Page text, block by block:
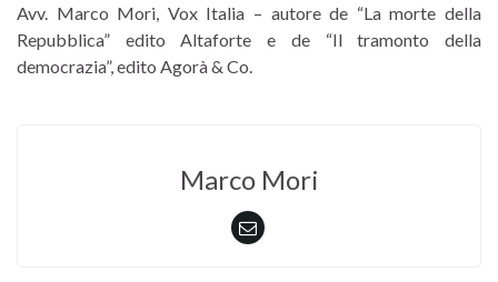
Avv. Marco Mori, Vox Italia – autore de “La morte della
Repubblica” edito Altaforte e de “Il tramonto della
democrazia”, edito Agorà & Co.
Marco Mori